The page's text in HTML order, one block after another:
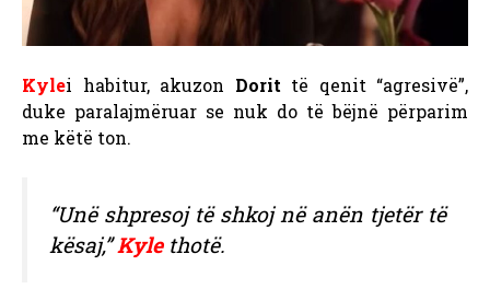
Kylei habitur, akuzon Dorit të qenit “agresivë”,
duke paralajmëruar se nuk do të bëjnë përparim
me këtë ton.
“Unë shpresoj të shkoj në anën tjetër të
kësaj,”Kylethotë.